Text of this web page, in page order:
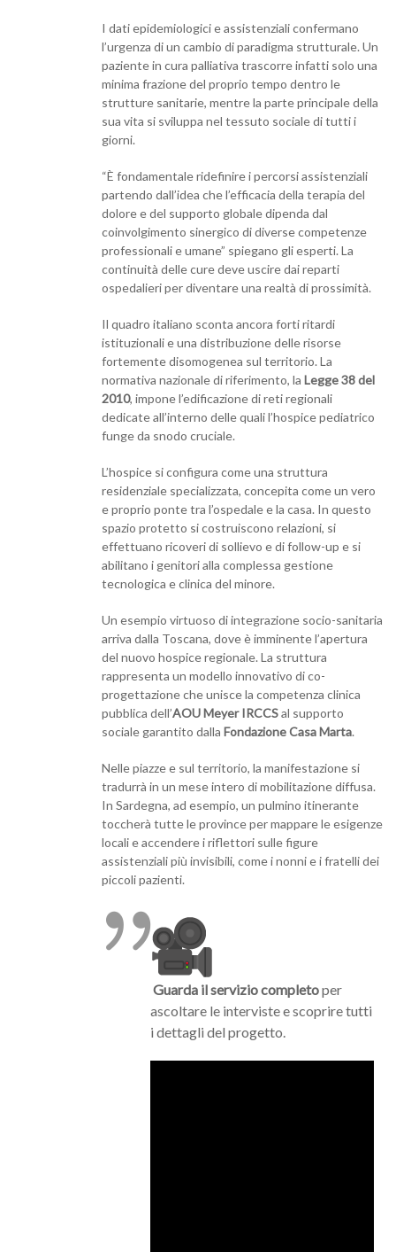
I dati epidemiologici e assistenziali confermano
l’urgenza di un cambio di paradigma strutturale. Un
paziente in cura palliativa trascorre infatti solo una
minima frazione del proprio tempo dentro le
strutture sanitarie, mentre la parte principale della
sua vita si sviluppa nel tessuto sociale di tutti i
giorni.
“È fondamentale ridefinire i percorsi assistenziali
partendo dall’idea che l’efficacia della terapia del
dolore e del supporto globale dipenda dal
coinvolgimento sinergico di diverse competenze
professionali e umane” spiegano gli esperti. La
continuità delle cure deve uscire dai reparti
ospedalieri per diventare una realtà di prossimità.
Il quadro italiano sconta ancora forti ritardi
istituzionali e una distribuzione delle risorse
fortemente disomogenea sul territorio. La
normativa nazionale di riferimento, la Legge 38 del
2010, impone l’edificazione di reti regionali
dedicate all’interno delle quali l’hospice pediatrico
funge da snodo cruciale.
L’hospice si configura come una struttura
residenziale specializzata, concepita come un vero
e proprio ponte tra l’ospedale e la casa. In questo
spazio protetto si costruiscono relazioni, si
effettuano ricoveri di sollievo e di follow-up e si
abilitano i genitori alla complessa gestione
tecnologica e clinica del minore.
Un esempio virtuoso di integrazione socio-sanitaria
arriva dalla Toscana, dove è imminente l’apertura
del nuovo hospice regionale. La struttura
rappresenta un modello innovativo di co-
progettazione che unisce la competenza clinica
pubblica dell’AOU Meyer IRCCSal supporto
sociale garantito dalla Fondazione Casa Marta.
Nelle piazze e sul territorio, la manifestazione si
tradurrà in un mese intero di mobilitazione diffusa.
In Sardegna, ad esempio, un pulmino itinerante
toccherà tutte le province per mappare le esigenze
locali e accendere i riflettori sulle figure
assistenziali più invisibili, come i nonni e i fratelli dei
piccoli pazienti.
Guarda il servizio completoper
ascoltare le interviste e scoprire tutti
i dettagli del progetto.